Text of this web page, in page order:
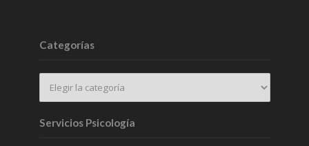
Categorías
Servicios Psicología